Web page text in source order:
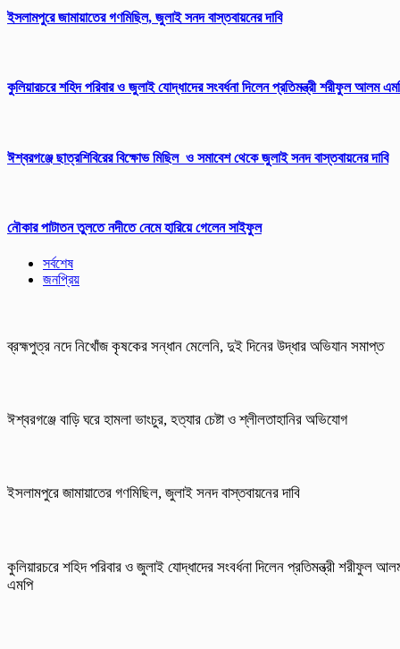
ইসলামপুরে জামায়াতের গণমিছিল, জুলাই সনদ বাস্তবায়নের দাবি
কুলিয়ারচরে শহিদ পরিবার ও জুলাই যোদ্ধাদের সংবর্ধনা দিলেন প্রতিমন্ত্রী শরীফুল আলম
ঈশ্বরগঞ্জে ছাত্রশিবিরের বিক্ষোভ মিছিল ও সমাবেশ থেকে জুলাই সনদ বাস্তবায়নের দাবি
নৌকার পাটাতন তুলতে নদীতে নেমে হারিয়ে গেলেন সাইফুল
সর্বশেষ
জনপ্রিয়
ব্রহ্মপুত্র নদে নিখোঁজ কৃষকের সন্ধান মেলেনি, দুই দিনের উদ্ধার অভিযান সমাপ্ত
ঈশ্বরগঞ্জে বাড়ি ঘরে হামলা ভাংচুর, হত্যার চেষ্টা ও শ্লীলতাহানির অভিযোগ
ইসলামপুরে জামায়াতের গণমিছিল, জুলাই সনদ বাস্তবায়নের দাবি
কুলিয়ারচরে শহিদ পরিবার ও জুলাই যোদ্ধাদের সংবর্ধনা দিলেন প্রতিমন্ত্রী শরীফুল
এমপি